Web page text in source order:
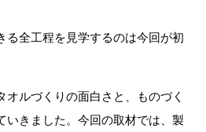
る全工程を見学するのは今回が初
オルづくりの面白さと、ものづく
いきました。今回の取材では、製